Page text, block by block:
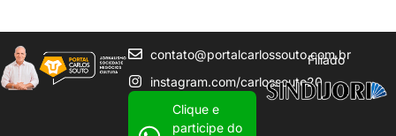
contato@portalcarlossouto.com.br
instagram.com/carlossouto20
Clique e
participe do
Filiado